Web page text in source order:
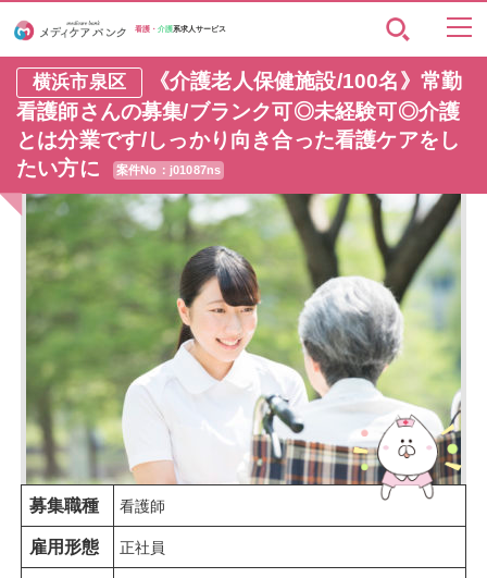
看護・介護系求人サービス
横浜市泉区
《介護老人保健施設/100名》常勤
看護師さんの募集/ブランク可◎未経験可◎介護
とは分業です/しっかり向き合った看護ケアをし
たい方に
案件No：j01087ns
募集職種 看護師
雇用形態 正社員